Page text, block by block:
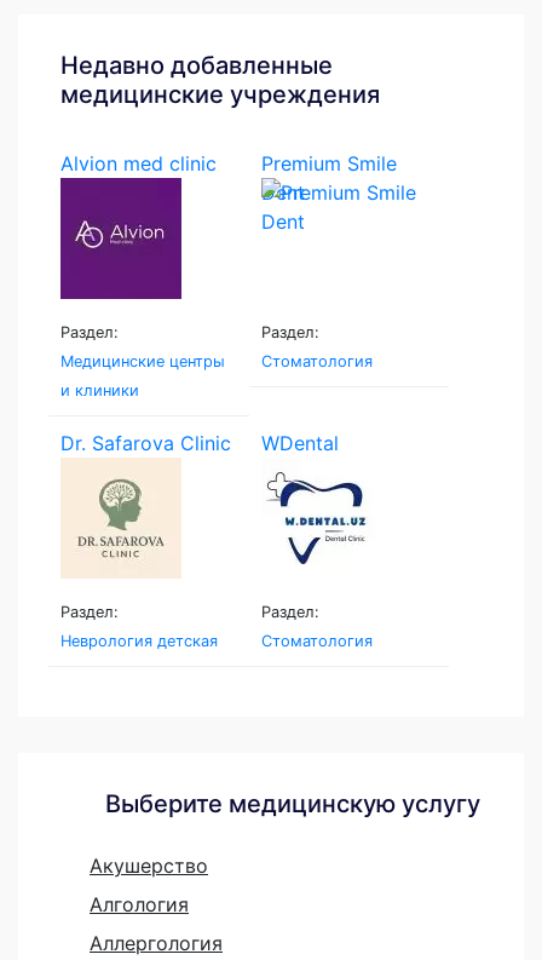
Недавно добавленные
медицинские учреждения
Alvion med clinic
Раздел:
Медицинские центры
и клиники
Premium Smile
Dent
Раздел:
Стоматология
Dr. Safarova Clinic
Раздел:
Неврология детская
WDental
Раздел:
Стоматология
Выберите медицинскую услугу
Акушерство
Алгология
Аллергология